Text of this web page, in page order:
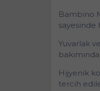
Bambino
sayesinde
Yuvarlak
Hijyenik
tercih